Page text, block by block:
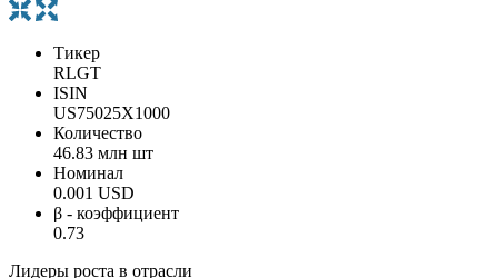
Тикер
RLGT
ISIN
US75025X1000
Количество
46.83 млн шт
Номинал
0.001 USD
β - коэффициент
0.73
Лидеры роста в отрасли